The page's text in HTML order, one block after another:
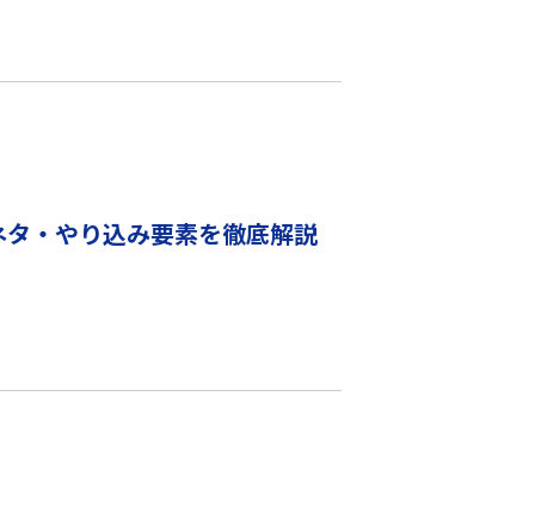
・やり込み要素を徹底解説